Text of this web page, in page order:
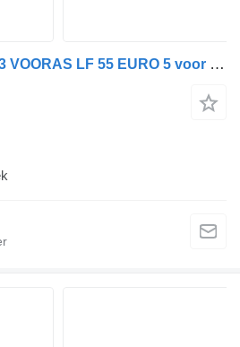
DAF 1707518//1400073 VOORAS LF 55 EURO 5 voor vrachtwagen